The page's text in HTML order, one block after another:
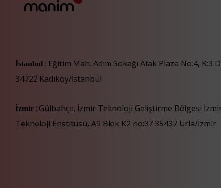
İstanbul : Eğitim Mah. Adım Sokağı Atak Plaza No:4, K:3
34722 Kadıköy/İstanbul
İzmir : Gülbahçe, İzmir Teknoloji Geliştirme Bölgesi
Teknoloji Enstitüsü, A9 Blok K2 no:37 35437 Urla/İzmir